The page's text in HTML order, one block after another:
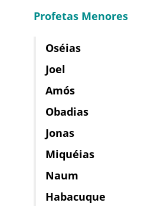
Profetas Menores
Oséias
Joel
Amós
Obadias
Jonas
Miquéias
Naum
Habacuque